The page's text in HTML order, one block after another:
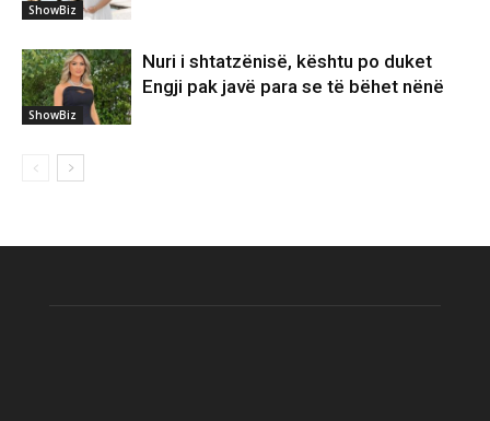
ShowBiz
ShowBiz
Nuri i shtatzënisë, kështu po duket
Engji pak javë para se të bëhet nënë